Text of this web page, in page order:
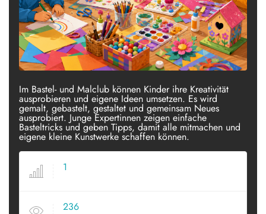
Im Bastel- und Malclub können Kinder ihre Kreativität
ausprobieren und eigene Ideen umsetzen. Es wird
gemalt, gebastelt, gestaltet und gemeinsam Neues
ausprobiert. Junge Expertinnen zeigen einfache
Basteltricks und geben Tipps, damit alle mitmachen und
eigene kleine Kunstwerke schaffen können.
1
236